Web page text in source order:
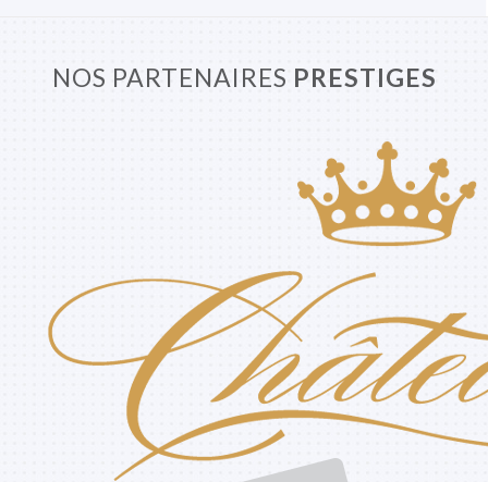
NOS PARTENAIRES PRESTIGES